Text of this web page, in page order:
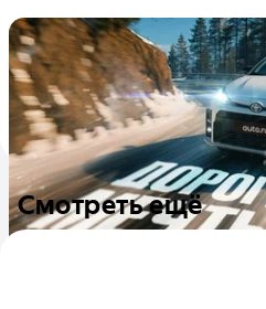
Дороги мечты для
спецучастки за рулём
Ездим на японском хот-хэтче
российского Севера
56 мая 2025
Смотреть ещё